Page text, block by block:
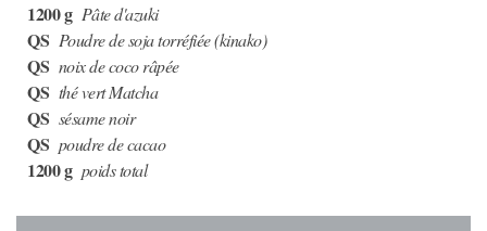
1200 g Pâte d'azuki
QS Poudre de soja torréfiée (kinako)
QS noix de coco râpée
QS thé vert Matcha
QS sésame noir
QS poudre de cacao
1200 g poids total